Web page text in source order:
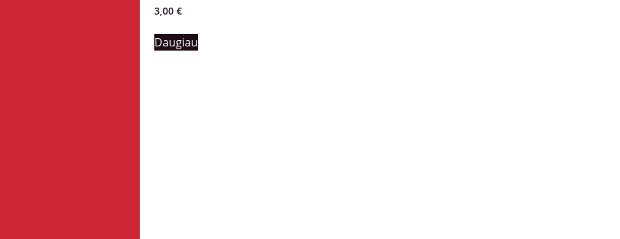
3,00 €
Daugiau